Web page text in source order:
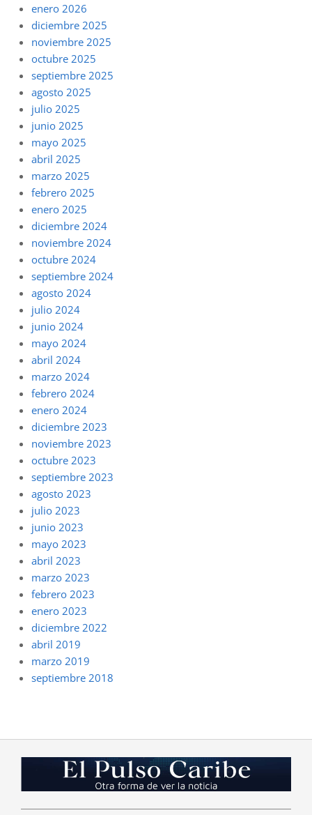
enero 2026
diciembre 2025
noviembre 2025
octubre 2025
septiembre 2025
agosto 2025
julio 2025
junio 2025
mayo 2025
abril 2025
marzo 2025
febrero 2025
enero 2025
diciembre 2024
noviembre 2024
octubre 2024
septiembre 2024
agosto 2024
julio 2024
junio 2024
mayo 2024
abril 2024
marzo 2024
febrero 2024
enero 2024
diciembre 2023
noviembre 2023
octubre 2023
septiembre 2023
agosto 2023
julio 2023
junio 2023
mayo 2023
abril 2023
marzo 2023
febrero 2023
enero 2023
diciembre 2022
abril 2019
marzo 2019
septiembre 2018